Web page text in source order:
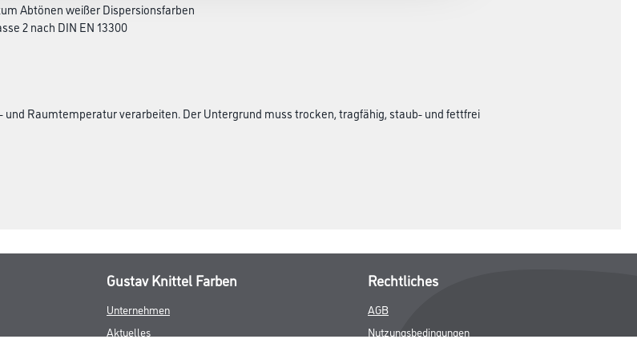
Abtönen weißer Dispersionsfarben
2 nach DIN EN 13300
und Raumtemperatur verarbeiten. Der Untergrund muss trocken, tragfähig, staub- und fettfrei
Gustav Knittel Farben
Unternehmen
Aktuelles
Rechtliches
AGB
Nutzungsbedingungen